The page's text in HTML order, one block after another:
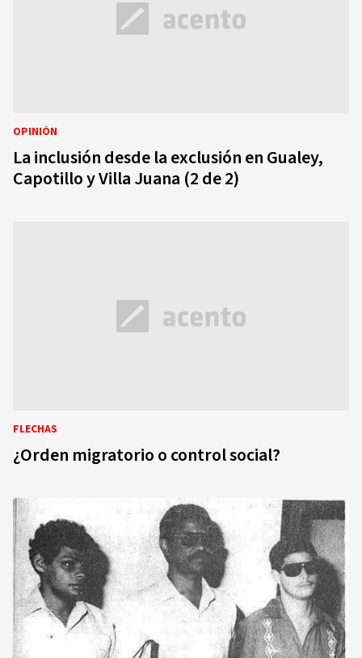
OPINIÓN
La inclusión desde la exclusión en Gualey,
Capotillo y Villa Juana (2 de 2)
FLECHAS
¿Orden migratorio o control social?